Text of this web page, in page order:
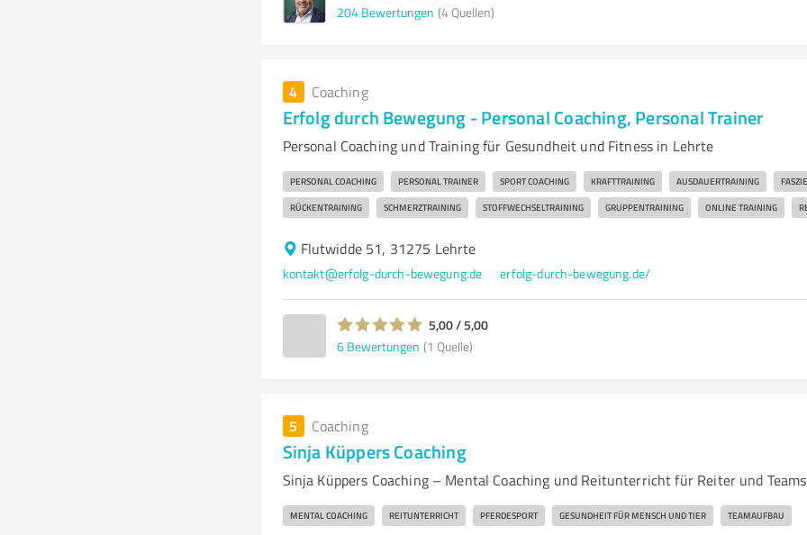
204 Bewertungen (4 Quellen)
4 Coaching
Erfolg durch Bewegung - Personal Coaching, Personal Trainer
Personal Coaching und Training für Gesundheit und Fitness in Lehrte
PERSONAL COACHING PERSONAL TRAINER SPORT COACHING KRAFTTRAINING AUSDAUERTRAINING
RÜCKENTRAINING SCHMERZTRAINING STOFFWECHSELTRAINING GRUPPENTRAINING ONLINE TRAINING
Flutwidde 51, 31275 Lehrte
kontakt@erfolg-durch-bewegung.de erfolg-durch-bewegung.de/
5,00 / 5,00
6 Bewertungen (1 Quelle)
5 Coaching
Sinja Küppers Coaching
Sinja Küppers Coaching – Mental Coaching und Reitunterricht für Reiter und Teams
MENTAL COACHING REITUNTERRICHT PFERDESPORT GESUNDHEIT FÜR MENSCH UND TIER TEAMAUFBAU